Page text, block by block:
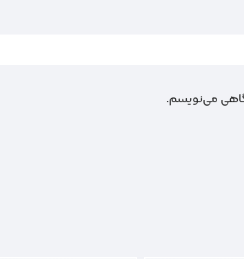
می‌نویسم.